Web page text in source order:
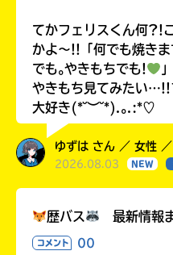
てかフェリスくん何?!
かよ〜!!「何でも焼き
でも｡やきもちでも!
やきもち見てみたい…!!
大好き(*˘︶˘*).｡.:*♡
ゆずは さん ／ 女性
2026.08.03 NEW
歴バス 最新情報
コメント 00